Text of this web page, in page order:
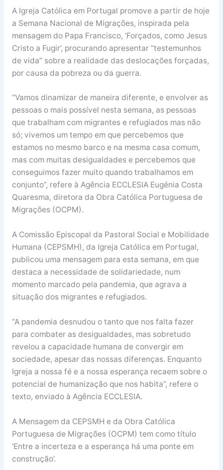
A Igreja Católica em Portugal promove a partir de hoje
a Semana Nacional de Migrações, inspirada pela
mensagem do Papa Francisco, ‘Forçados, como Jesus
Cristo a Fugir’, procurando apresentar “testemunhos
de vida” sobre a realidade das deslocações forçadas,
por causa da pobreza ou da guerra.
“Vamos dinamizar de maneira diferente, e envolver as
pessoas o mais possível nesta semana, as pessoas
que trabalham com migrantes e refugiados mas não
só; vivemos um tempo em que percebemos que
estamos no mesmo barco e na mesma casa comum,
mas com muitas desigualdades e percebemos que
conseguimos fazer muito quando trabalhamos em
conjunto”, refere à Agência ECCLESIA Eugénia Costa
Quaresma, diretora da Obra Católica Portuguesa de
Migrações (OCPM).
A Comissão Episcopal da Pastoral Social e Mobilidade
Humana (CEPSMH), da Igreja Católica em Portugal,
publicou uma mensagem para esta semana, em que
destaca a necessidade de solidariedade, num
momento marcado pela pandemia, que agrava a
situação dos migrantes e refugiados.
“A pandemia desnudou o tanto que nos falta fazer
para combater as desigualdades, mas sobretudo
revelou a capacidade humana de convergir em
sociedade, apesar das nossas diferenças. Enquanto
Igreja a nossa fé e a nossa esperança recaem sobre o
potencial de humanização que nos habita”, refere o
texto, enviado à Agência ECCLESIA.
A Mensagem da CEPSMH e da Obra Católica
Portuguesa de Migrações (OCPM) tem como título
‘Entre a incerteza e a esperança há uma ponte em
construção’.